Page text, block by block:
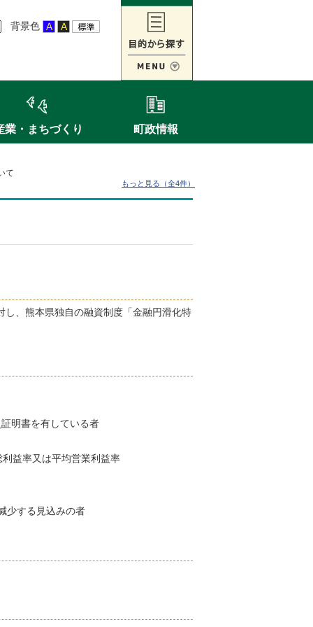
背景色
業・まちづくり 町政情報
て
もっと見る（全4件）
、熊本県独自の融資制度「金融円滑化特
明書を有している者
益率又は平均営業利益率
少する見込みの者